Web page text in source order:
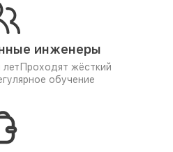
инженеры
лет Проходят жёсткий
обучение